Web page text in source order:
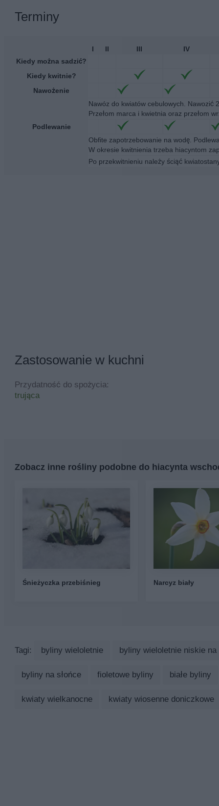
Terminy
I II III
IV
Kiedy można sadzić?
Kiedy kwitnie?
Nawożenie
Nawóz do kwiatów cebulowych. Nawozić
Przełom marca i kwietnia oraz przełom
Podlewanie
Obfite zapotrzebowanie na wodę.
W okresie kwitnienia trzeba hiacyntom
Po przekwitnieniu należy ściąć
Zastosowanie w kuchni
Przydatność do spożycia:
trująca
Zobacz inne rośliny podobne do hiacynta
Śnieżyczka przebiśnieg Narcyz biały
Tagi: byliny wieloletnie byliny wieloletnie niskie na
byliny na słońce fioletowe byliny białe byliny
kwiaty wielkanocne kwiaty wiosenne doniczkowe